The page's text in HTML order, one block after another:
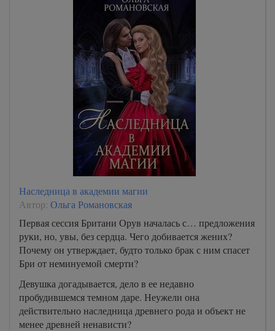
Наследница в академии магии
Автор: Ольга Романовская
Первая сессия Британи Орув началась с… предложения
руки, но, увы, без сердца. Чего добивается жених?
Почему он утверждает, будто только брак с ним спасет
Бри от неминуемой смерти?
Девушка догадывается, дело в ее недавно
пробудившемся темном даре. Неужели она
действительно наследница древнего рода и объект не
менее древней ненависти?